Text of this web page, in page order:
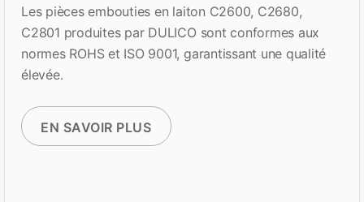
Les pièces embouties en laiton C2600, C2680,
C2801 produites par DULICO sont conformes aux
normes ROHS et ISO 9001, garantissant une qualité
élevée.
EN SAVOIR PLUS